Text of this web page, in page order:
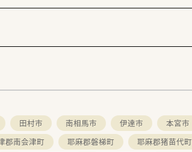
す。
せんか？
田村市 南相馬市 伊達市
本宮市
郡南会津町 耶麻郡磐梯町
耶麻郡猪苗代町